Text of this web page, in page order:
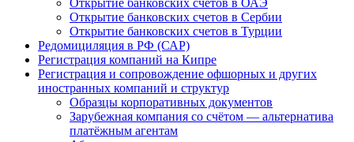
Открытие банковских счетов в ОАЭ
Открытие банковских счетов в Сербии
Открытие банковских счетов в Турции
Редомициляция в РФ (САР)
Регистрация компаний на Кипре
Регистрация и сопровождение офшорных и других
иностранных компаний и структур
Образцы корпоративных документов
Зарубежная компания со счётом — альтернатива
платёжным агентам